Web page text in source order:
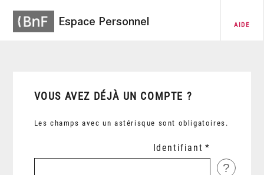
Espace Personnel AIDE
VOUS AVEZ DÉJÀ UN COMPTE ?
Les champs avec un astérisque sont obligatoires.
Identifiant
?